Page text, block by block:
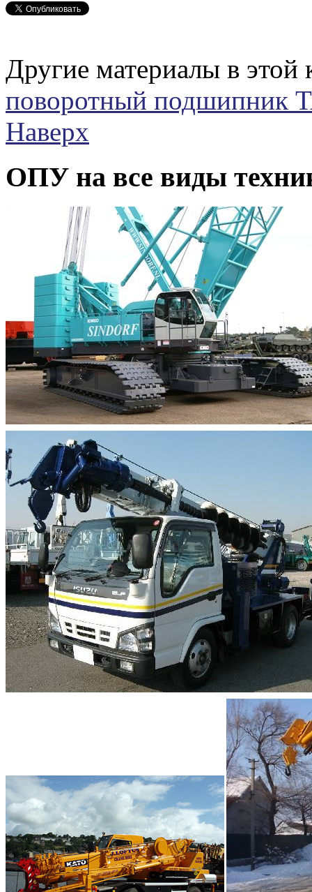
Другие материалы в этой
поворотный подшипник
Наверх
ОПУ на все виды